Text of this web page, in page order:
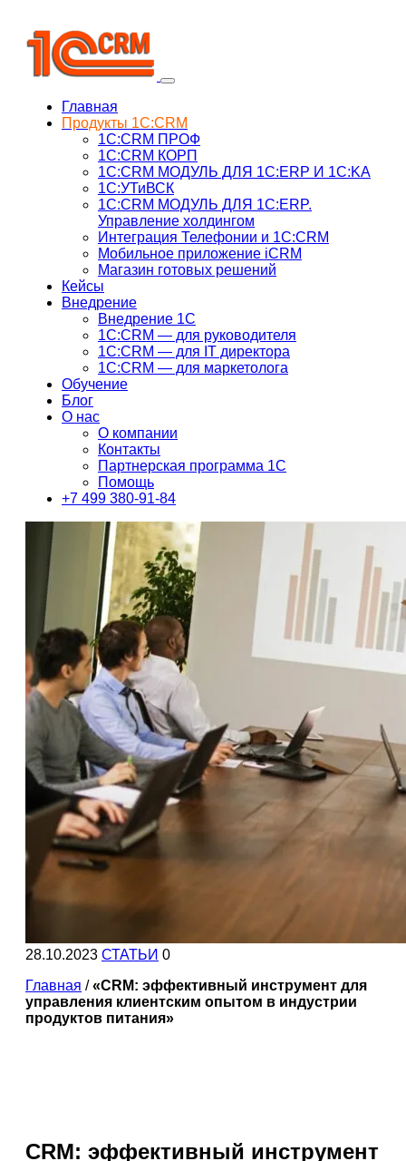
Главная
Продукты 1C:CRM
1С:CRM ПРОФ
1С:CRM КОРП
1С:CRM МОДУЛЬ ДЛЯ 1C:ERP И 1C:KA
1C:УТиВСК
1С:CRM МОДУЛЬ ДЛЯ 1C:ERP.
Управление холдингом
Интеграция Телефонии и 1C:CRM
Мобильное приложение iCRM
Магазин готовых решений
Кейсы
Внедрение
Внедрение 1C
1С:CRM — для руководителя
1С:CRM — для IT директора
1С:CRM — для маркетолога
Обучение
Блог
О нас
О компании
Контакты
Партнерская программа 1С
Помощь
+7 499 380-91-84
28.10.2023 СТАТЬИ 0
Главная /«CRM: эффективный инструмент для
управления клиентским опытом в индустрии
продуктов питания»
CRM: эффективный инструмент